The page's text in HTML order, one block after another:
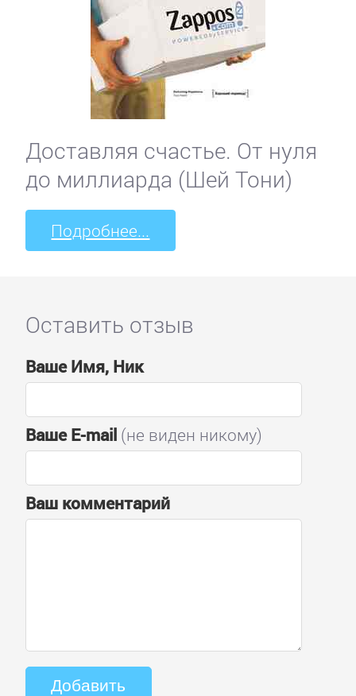
Доставляя счастье. От нуля
до миллиарда (Шей Тони)
Подробнее...
Оставить отзыв
Ваше Имя, Ник
Ваше E-mail(не виден никому)
Ваш комментарий